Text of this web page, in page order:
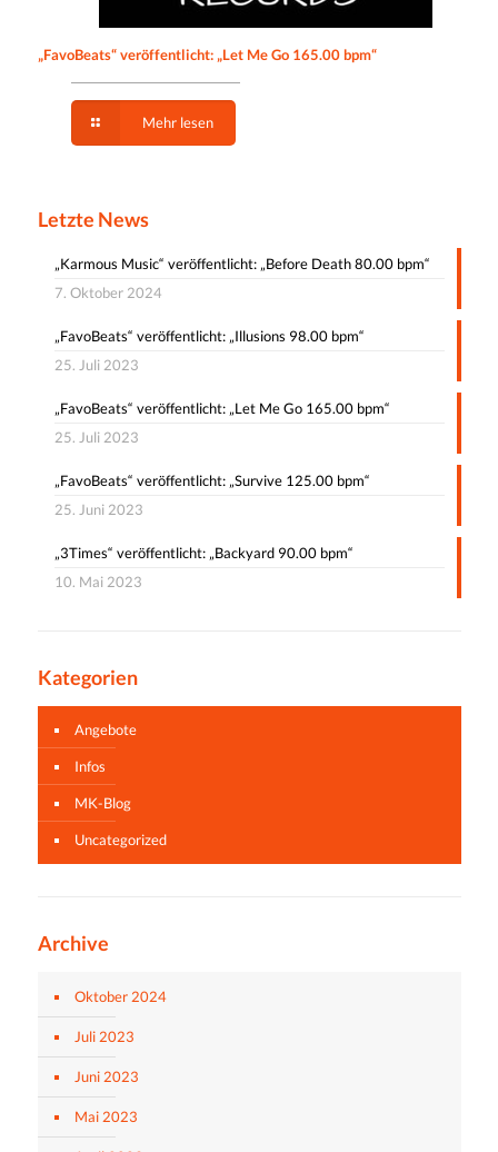
„FavoBeats“ veröffentlicht: „Let Me Go 165.00 bpm“
Mehr lesen
Letzte News
„Karmous Music“ veröffentlicht: „Before Death 80.00 bpm“
7. Oktober 2024
„FavoBeats“ veröffentlicht: „Illusions 98.00 bpm“
25. Juli 2023
„FavoBeats“ veröffentlicht: „Let Me Go 165.00 bpm“
25. Juli 2023
„FavoBeats“ veröffentlicht: „Survive 125.00 bpm“
25. Juni 2023
„3Times“ veröffentlicht: „Backyard 90.00 bpm“
10. Mai 2023
Kategorien
Angebote
Infos
MK-Blog
Uncategorized
Archive
Oktober 2024
Juli 2023
Juni 2023
Mai 2023